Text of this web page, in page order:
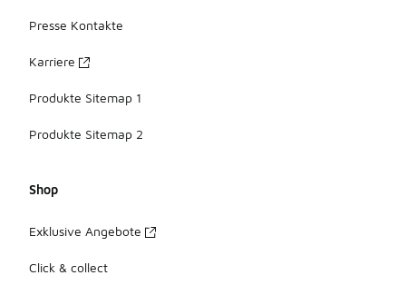
Presse Kontakte
Karriere
Produkte Sitemap 1
Produkte Sitemap 2
Shop
Exklusive Angebote
Click & collect